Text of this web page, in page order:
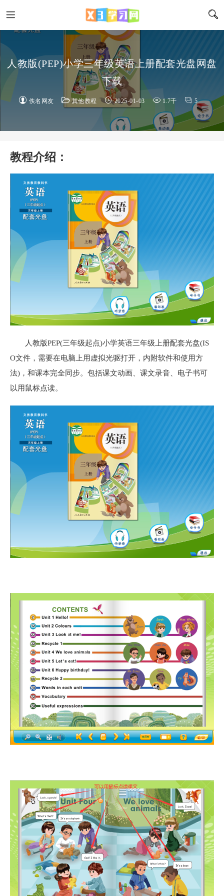
人教版(PEP)小学三年级英语上册配套光盘网盘
下载
佚名网友 其他教程 2025-01-03 1.7千 5
教程介绍：
人教版PEP(三年级起点)小学英语三年级上册配套光盘(IS
O文件，需要在电脑上用虚拟光驱打开，内附软件和使用方
法)，和课本完全同步。包括课文动画、课文录音、电子书可
以用鼠标点读。